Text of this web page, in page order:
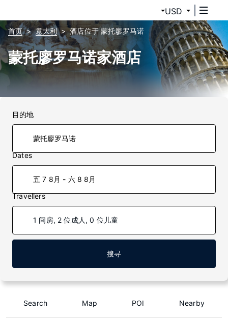
USD
首页 意大利 酒店位于 蒙托廖罗马诺
蒙托廖罗马诺家酒店
目的地
Dates
五 7 8月 - 六 8 8月
Travellers
1 间房, 2 位成人, 0 位儿童
搜寻
Search Map POI Nearby